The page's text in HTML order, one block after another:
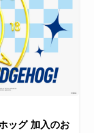
ッグ 加入のお